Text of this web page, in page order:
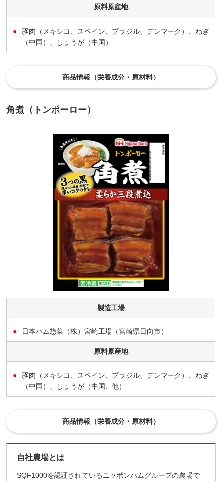
原料原産地
豚肉（メキシコ、スペイン、ブラジル、デンマーク）、ねぎ
（中国）、しょうが（中国）
商品情報（栄養成分・原材料）
角煮（トンポーロー）
製造工場
日本ハム惣菜（株）宮崎工場（宮崎県日向市）
原料原産地
豚肉（メキシコ、スペイン、ブラジル、デンマーク）、ねぎ
（中国）、しょうが（中国、他）
商品情報（栄養成分・原材料）
自社農場とは
SQF1000を認証されているニッポンハムグループの農場で